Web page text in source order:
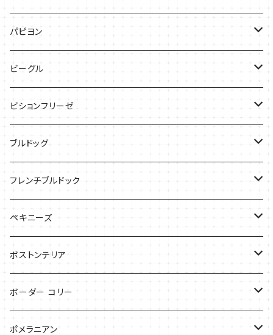
雑貨
バッグ
Tシャツ
バッグ
ケース
パピヨン
ケース
バッグ
ビーグル
Tシャツ
ケース
バッグ
ビションフリーゼ
Tシャツ
バッグ
ケース
ブルドッグ
Tシャツ
バッグ
ケース
フレンチブルドック
バッグ
ケース
ペキニーズ
ケース
Tシャツ
バッグ
ボストンテリア
Tシャツ
バッグ
ボーダー コリー
Tシャツ
ポメラニアン